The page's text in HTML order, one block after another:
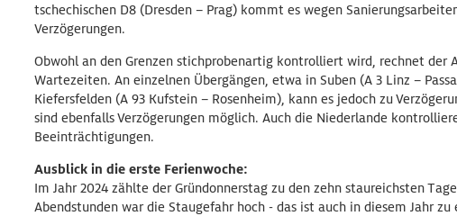
tschechischen D8 (Dresden – Prag) kommt es wegen
Verzögerungen.
Obwohl an den Grenzen stichprobenartig kontrolliert wird, rechnet der
Wartezeiten. An einzelnen Übergängen, etwa in Suben (A 3 Linz –
Kiefersfelden (A 93 Kufstein – Rosenheim), kann es jedoch zu
sind ebenfalls Verzögerungen möglich. Auch die Niederlande
Beeinträchtigungen.
Ausblick in die erste Ferienwoche:
Im Jahr 2024 zählte der Gründonnerstag zu den zehn staureichsten
Abendstunden war die Staugefahr hoch - das ist auch in diesem Jahr